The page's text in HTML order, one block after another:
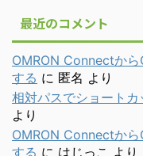
最近のコメント
OMRON Connectか
する に 匿名 より
相対パスでショート
より
OMRON Connectか
する に はじっこ より